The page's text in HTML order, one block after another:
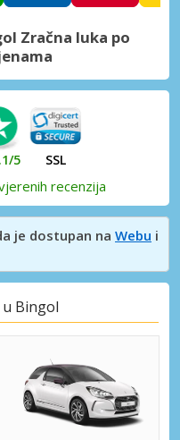
Zračna luka po
5 SSL
recenzija
je dostupan na Webu i
Bingol